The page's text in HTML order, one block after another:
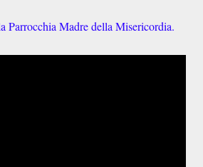
Parrocchia Madre della Misericordia.